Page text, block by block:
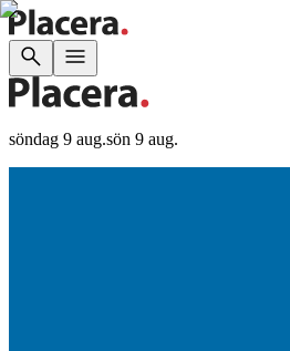
söndag 9 aug.sön 9 aug.